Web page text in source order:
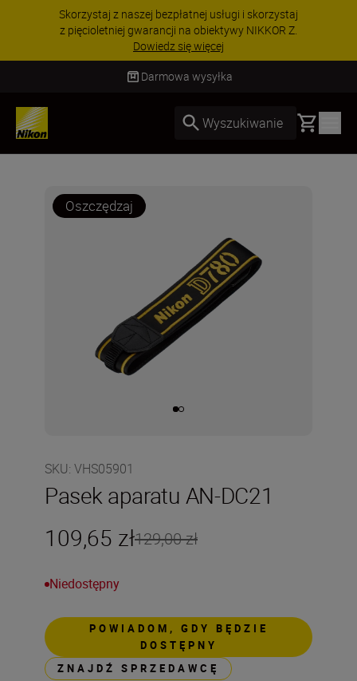
Skorzystaj z naszej bezpłatnej usługi i skorzystaj
z pięcioletniej gwarancji na obiektywy NIKKOR Z.
Dowiedz się więcej
Darmowa wysyłka
Wyszukiwanie Basket
Oszczędzaj
SKU: VHS05901
Pasek aparatu AN-DC21
109,65 zł129,00 zł
Niedostępny
POWIADOM, GDY BĘDZIE
DOSTĘPNY
ZNAJDŹ SPRZEDAWCĘ